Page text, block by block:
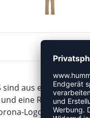
sind aus extra
eine
Logo-Details